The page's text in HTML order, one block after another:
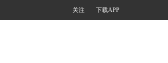
关注 下载APP